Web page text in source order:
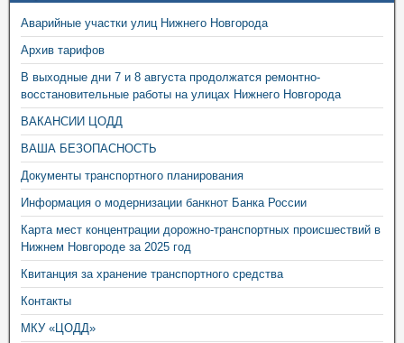
Аварийные участки улиц Нижнего Новгорода
Архив тарифов
В выходные дни 7 и 8 августа продолжатся ремонтно-
восстановительные работы на улицах Нижнего Новгорода
ВАКАНСИИ ЦОДД
ВАША БЕЗОПАСНОСТЬ
Документы транспортного планирования
Информация о модернизации банкнот Банка России
Карта мест концентрации дорожно-транспортных происшествий в
Нижнем Новгороде за 2025 год
Квитанция за хранение транспортного средства
Контакты
МКУ «ЦОДД»